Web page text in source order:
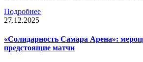
Подробнее
27.12.2025
«Солидарность Самара Арена»:
предстоящие матчи